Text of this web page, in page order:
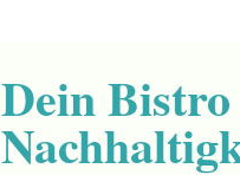
Dein